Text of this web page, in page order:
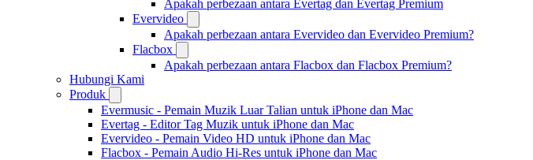
Apakah perbezaan antara Evertag dan Evertag Premium
Evervideo
Apakah perbezaan antara Evervideo dan Evervideo Premium?
Flacbox
Apakah perbezaan antara Flacbox dan Flacbox Premium?
Hubungi Kami
Produk
Evermusic - Pemain Muzik Luar Talian untuk iPhone dan Mac
Evertag - Editor Tag Muzik untuk iPhone dan Mac
Evervideo - Pemain Video HD untuk iPhone dan Mac
Flacbox - Pemain Audio Hi-Res untuk iPhone dan Mac